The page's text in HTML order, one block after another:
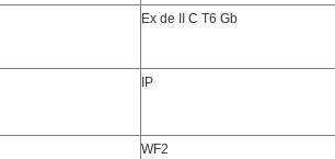
Ex de II C T6 Gb
IP
WF2